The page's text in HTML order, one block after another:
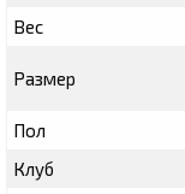
Вес
Размер
Пол
Клуб